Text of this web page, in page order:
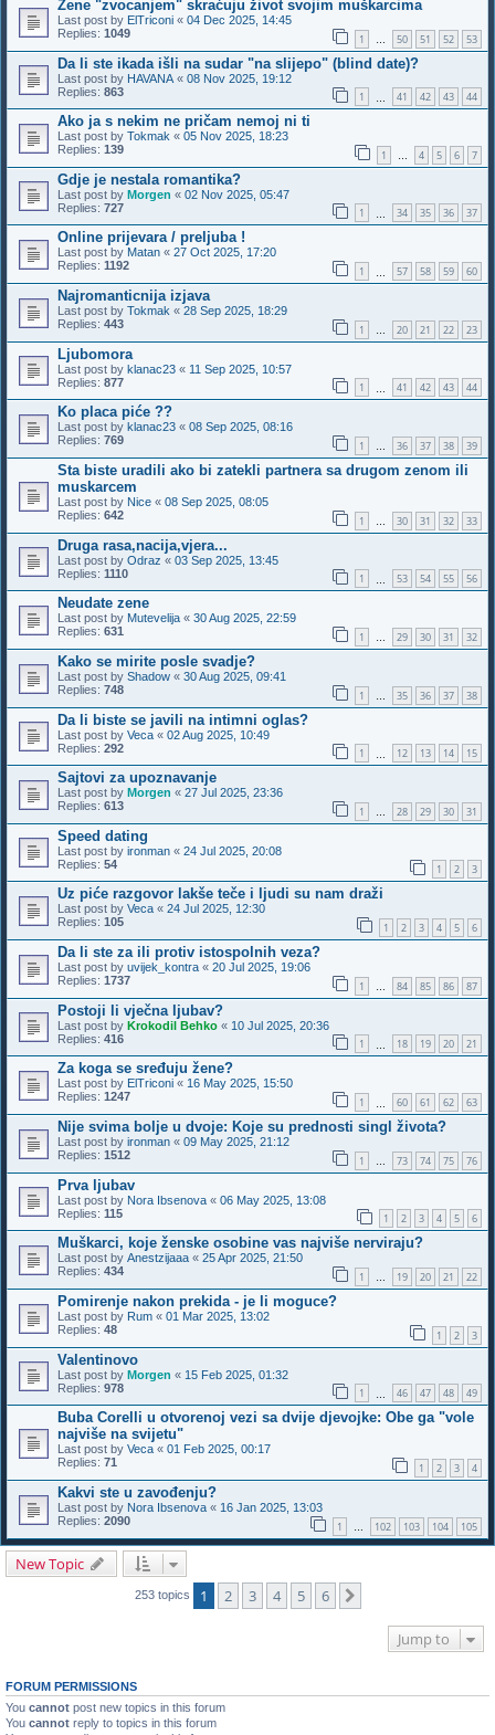
Žene "zvocanjem" skraćuju život svojim muškarcima
Last post by ElTriconi « 04 Dec 2025, 14:45
Replies: 1049 1 50 51 52 53
Da li ste ikada išli na sudar "na slijepo" (blind date)?
Last post by HAVANA « 08 Nov 2025, 19:12
Replies: 863 1 41 42 43 44
Ako ja s nekim ne pričam nemoj ni ti
Last post by Tokmak « 05 Nov 2025, 18:23
Replies: 139 1 … 4 5 6 7
Gdje je nestala romantika?
Last post by Morgen « 02 Nov 2025, 05:47
Replies: 727 1 34 35 36 37
Online prijevara / preljuba !
Last post by Matan « 27 Oct 2025, 17:20
Replies: 1192 1 57 58 59 60
Najromanticnija izjava
Last post by Tokmak « 28 Sep 2025, 18:29
Replies: 443 1 … 20 21 22 23
Ljubomora
Last post by klanac23 « 11 Sep 2025, 10:57
Replies: 877 1 41 42 43 44
Ko placa piće ??
Last post by klanac23 « 08 Sep 2025, 08:16
Replies: 769 1 … 36 37 38 39
Sta biste uradili ako bi zatekli partnera sa drugom zenom ili
muskarcem
Last post by Nice « 08 Sep 2025, 08:05
Replies: 642 1 … 30 31 32 33
Druga rasa,nacija,vjera...
Last post by Odraz « 03 Sep 2025, 13:45
Replies: 1110 1 53 54 55 56
Neudate zene
Last post by Mutevelija « 30 Aug 2025, 22:59
Replies: 631 1 … 29 30 31 32
Kako se mirite posle svadje?
Last post by Shadow « 30 Aug 2025, 09:41
Replies: 748 1 … 35 36 37 38
Da li biste se javili na intimni oglas?
Last post by Veca « 02 Aug 2025, 10:49
Replies: 292 1 12 13 14 15
Sajtovi za upoznavanje
Last post by Morgen « 27 Jul 2025, 23:36
Replies: 613 1 … 28 29 30 31
Speed dating
Last post by ironman « 24 Jul 2025, 20:08
Replies: 54 1 2 3
Uz piće razgovor lakše teče i ljudi su nam draži
Last post by Veca « 24 Jul 2025, 12:30
Replies: 105 1 2 3 4 5 6
Da li ste za ili protiv istospolnih veza?
Last post by uvijek_kontra « 20 Jul 2025, 19:06
Replies: 1737 1 … 84 85 86 87
Postoji li vječna ljubav?
Last post by Krokodil Behko « 10 Jul 2025, 20:36
Replies: 416 1 18 19 20 21
Za koga se sređuju žene?
Last post by ElTriconi « 16 May 2025, 15:50
Replies: 1247 1 60 61 62 63
Nije svima bolje u dvoje: Koje su prednosti singl života?
Last post by ironman « 09 May 2025, 21:12
Replies: 1512 1 … 73 74 75 76
Prva ljubav
Last post by Nora Ibsenova « 06 May 2025, 13:08
Replies: 115 1 2 3 4 5 6
Muškarci, koje ženske osobine vas najviše nerviraju?
Last post by Anestzijaaa « 25 Apr 2025, 21:50
Replies: 434 1 … 19 20 21 22
Pomirenje nakon prekida - je li moguce?
Last post by Rum « 01 Mar 2025, 13:02
Replies: 48 1 2 3
Valentinovo
Last post by Morgen « 15 Feb 2025, 01:32
Replies: 978 1 46 47 48 49
Buba Corelli u otvorenoj vezi sa dvije djevojke: Obe ga "vole
najviše na svijetu"
Last post by Veca « 01 Feb 2025, 00:17
Replies: 71 1 2 3 4
Kakvi ste u zavođenju?
Last post by Nora Ibsenova « 16 Jan 2025, 13:03
Replies: 2090 1 102 103 104 105
New Topic
253 topics 1 2 3 4 5 6
Jump to
FORUM PERMISSIONS
You cannot post new topics in this forum
You cannot reply to topics in this forum